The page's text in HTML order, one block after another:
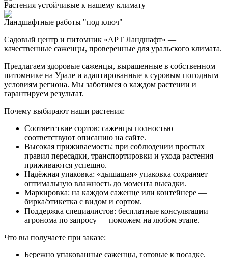
Растения устойчивые к нашему климату
Ландшафтные работы "под ключ"
Садовый центр и питомник «АРТ Ландшафт» —
качественные саженцы, проверенные для уральского климата.
Предлагаем здоровые саженцы, выращенные в собственном
питомнике на Урале и адаптированные к суровым погодным
условиям региона. Мы заботимся о каждом растении и
гарантируем результат.
Почему выбирают наши растения:
Соответствие сортов: саженцы полностью
соответствуют описанию на сайте.
Высокая приживаемость: при соблюдении простых
правил пересадки, транспортировки и ухода растения
приживаются успешно.
Надёжная упаковка: «дышащая» упаковка сохраняет
оптимальную влажность до момента высадки.
Маркировка: на каждом саженце или контейнере —
бирка/этикетка с видом и сортом.
Поддержка специалистов: бесплатные консультации
агронома по запросу — поможем на любом этапе.
Что вы получаете при заказе:
Бережно упакованные саженцы, готовые к посадке.